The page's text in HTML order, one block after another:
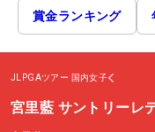
賞金ランキング
JLPGAツアー 国内女子
宮里藍 サントリーレ